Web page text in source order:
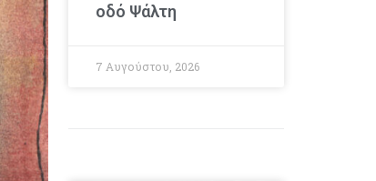
οδό Ψάλτη
7 Αυγούστου, 2026